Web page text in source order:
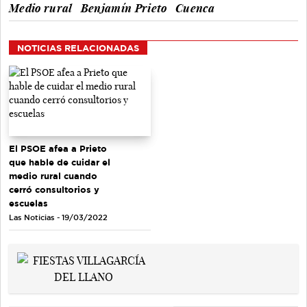
Medio rural
Benjamín Prieto Cuenca
NOTICIAS RELACIONADAS
El PSOE afea a Prieto
que hable de cuidar el
medio rural cuando
cerró consultorios y
escuelas
Las Noticias - 19/03/2022